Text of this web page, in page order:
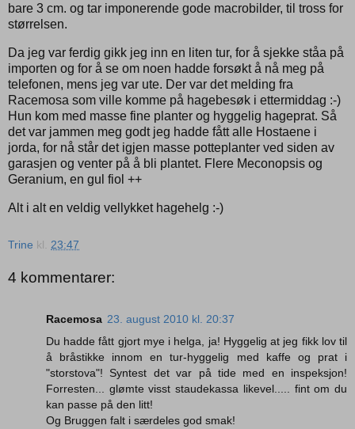
bare 3 cm. og tar imponerende gode macrobilder, til tross for
størrelsen.
Da jeg var ferdig gikk jeg inn en liten tur, for å sjekke ståa på
importen og for å se om noen hadde forsøkt å nå meg på
telefonen, mens jeg var ute. Der var det melding fra
Racemosa som ville komme på hagebesøk i ettermiddag :-)
Hun kom med masse fine planter og hyggelig hageprat. Så
det var jammen meg godt jeg hadde fått alle Hostaene i
jorda, for nå står det igjen masse potteplanter ved siden av
garasjen og venter på å bli plantet. Flere Meconopsis og
Geranium, en gul fiol ++
Alt i alt en veldig vellykket hagehelg :-)
Trine kl. 23:47
4 kommentarer:
Racemosa 23. august 2010 kl. 20:37
Du hadde fått gjort mye i helga, ja! Hyggelig at jeg fikk lov til
å bråstikke innom en tur-hyggelig med kaffe og prat i
"storstova"! Syntest det var på tide med en inspeksjon!
Forresten... glømte visst staudekassa likevel..... fint om du
kan passe på den litt!
Og Bruggen falt i særdeles god smak!